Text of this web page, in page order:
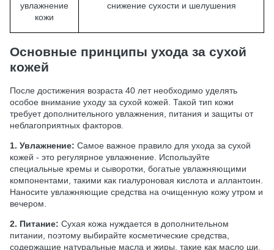
увлажнение
кожи
снижение сухости и шелушения
Основные принципы ухода за сухой
кожей
После достижения возраста 40 лет необходимо уделять
особое внимание уходу за сухой кожей. Такой тип кожи
требует дополнительного увлажнения, питания и защиты от
неблагоприятных факторов.
1. Увлажнение: Самое важное правило для ухода за сухой
кожей - это регулярное увлажнение. Используйте
специальные кремы и сыворотки, богатые увлажняющими
компонентами, такими как гиалуроновая кислота и аллантоин.
Наносите увлажняющие средства на очищенную кожу утром и
вечером.
2. Питание: Сухая кожа нуждается в дополнительном
питании, поэтому выбирайте косметические средства,
содержащие натуральные масла и жиры, такие как масло ши,